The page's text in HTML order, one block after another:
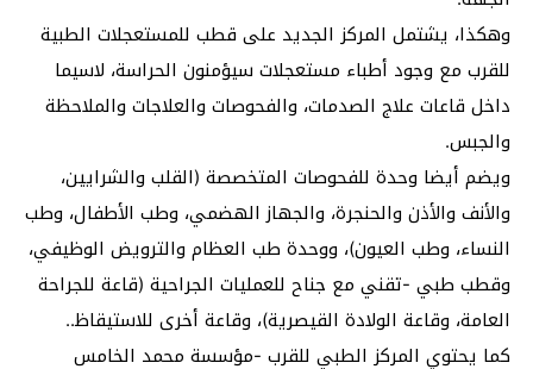
وهكذا، يشتمل المركز الجديد على قطب للمستعجلات الطبية
للقرب مع وجود أطباء مستعجلات سيؤمنون الحراسة، لاسيما
داخل قاعات علاج الصدمات، والفحوصات والعلاجات والملاحظة
والجبس.
ويضم أيضا وحدة للفحوصات المتخصصة (القلب والشرايين،
والأنف والأذن والحنجرة، والجهاز الهضمي، وطب الأطفال، وطب
النساء، وطب العيون)، ووحدة طب العظام والترويض الوظيفي،
وقطب طبي -تقني مع جناح للعمليات الجراحية (قاعة للجراحة
العامة، وقاعة الولادة القيصرية)، وقاعة أخرى للاستيقاظ..
كما يحتوي المركز الطبي للقرب -مؤسسة محمد الخامس